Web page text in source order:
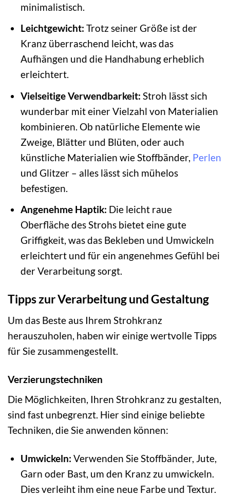
minimalistisch.
Leichtgewicht: Trotz seiner Größe ist der
Kranz überraschend leicht, was das
Aufhängen und die Handhabung erheblich
erleichtert.
Vielseitige Verwendbarkeit: Stroh lässt sich
wunderbar mit einer Vielzahl von Materialien
kombinieren. Ob natürliche Elemente wie
Zweige, Blätter und Blüten, oder auch
künstliche Materialien wie Stoffbänder, Perlen
und Glitzer – alles lässt sich mühelos
befestigen.
Angenehme Haptik: Die leicht raue
Oberfläche des Strohs bietet eine gute
Griffigkeit, was das Bekleben und Umwickeln
erleichtert und für ein angenehmes Gefühl bei
der Verarbeitung sorgt.
Tipps zur Verarbeitung und Gestaltung
Um das Beste aus Ihrem Strohkranz
herauszuholen, haben wir einige wertvolle Tipps
für Sie zusammengestellt.
Verzierungstechniken
Die Möglichkeiten, Ihren Strohkranz zu gestalten,
sind fast unbegrenzt. Hier sind einige beliebte
Techniken, die Sie anwenden können:
Umwickeln: Verwenden Sie Stoffbänder, Jute,
Garn oder Bast, um den Kranz zu umwickeln.
Dies verleiht ihm eine neue Farbe und Textur.